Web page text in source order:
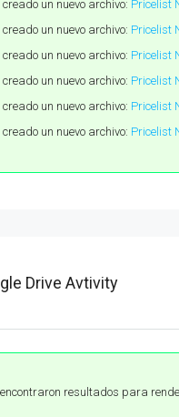
creado un nuevo archivo: Pricelist
creado un nuevo archivo: Pricelist
creado un nuevo archivo: Pricelist
creado un nuevo archivo: Pricelist
creado un nuevo archivo: Pricelist
creado un nuevo archivo: Pricelist
Drive Avtivity
encontraron resultados para